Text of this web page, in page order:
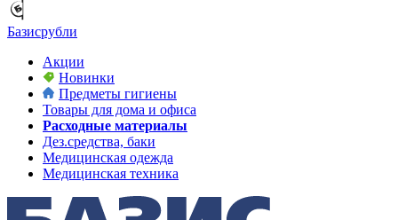
Базисрубли
Акции
Новинки
Предметы гигиены
Товары для дома и офиса
Расходные материалы
Дез.средства, баки
Медицинская одежда
Медицинская техника